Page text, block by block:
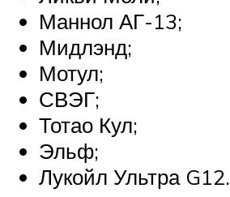
Маннол АГ-13;
Мидлэнд;
Мотул;
СВЭГ;
Тотао Кул;
Эльф;
Лукойл Ультра G12.